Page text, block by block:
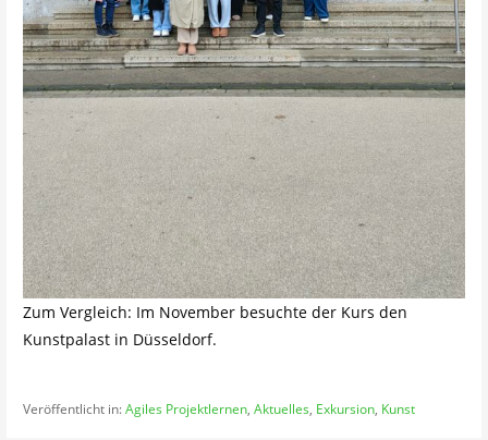
Zum Vergleich: Im November besuchte der Kurs den
Kunstpalast in Düsseldorf.
Veröffentlicht in:Agiles Projektlernen, Aktuelles, Exkursion, Kunst